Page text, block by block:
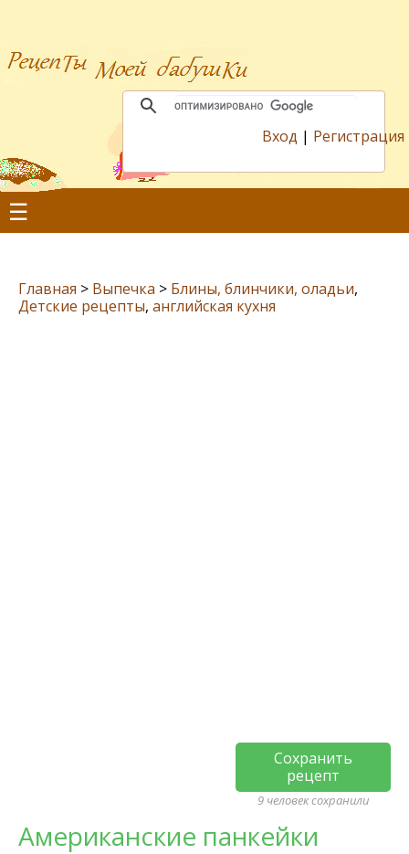
Вход | Регистрация
☰
Главная > Выпечка > Блины, блинчики, оладьи,
Детские рецепты, английская кухня
Сохранить
рецепт
9 человек сохранили
Американские панкейки